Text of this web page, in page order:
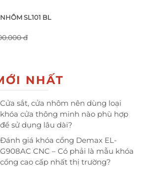
SL101 BL
đ
NHẤT
Cửa sắt, cửa nhôm nên dùng loại
khóa cửa thông minh nào phù hợp
để sử dụng lâu dài?
Đánh giá khóa cổng Demax EL-
G908AC CNC – Có phải là mẫu khóa
cổng cao cấp nhất thị trường?